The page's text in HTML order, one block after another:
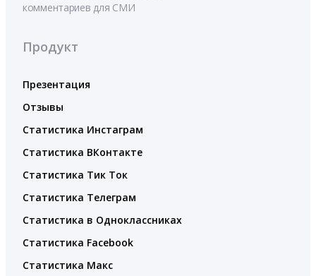
комментариев для СМИ
Продукт
Презентация
Отзывы
Статистика Инстаграм
Статистика ВКонтакте
Статистика Тик Ток
Статистика Телеграм
Статистика в Одноклассниках
Статистика Facebook
Статистика Макс